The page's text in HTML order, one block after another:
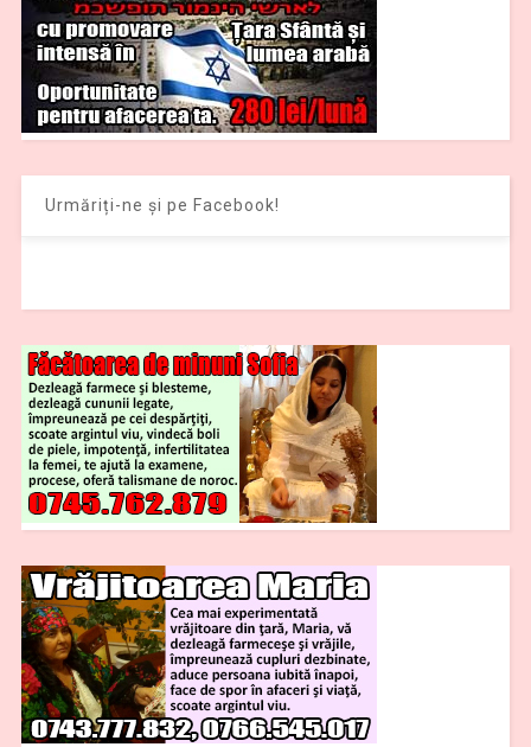
Urmăriți-ne și pe Facebook!